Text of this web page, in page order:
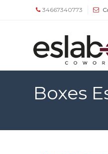
34667340773
Boxes